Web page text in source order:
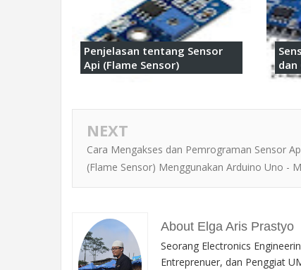
Penjelasan tentang Sensor
Api (Flame Sensor)
dan
NEXT
Cara Mengakses dan Pemrograman Sensor
(Flame Sensor) Menggunakan Arduino Uno -
About Elga Aris Prastyo
Seorang Electronics
Entreprenuer, dan Penggiat